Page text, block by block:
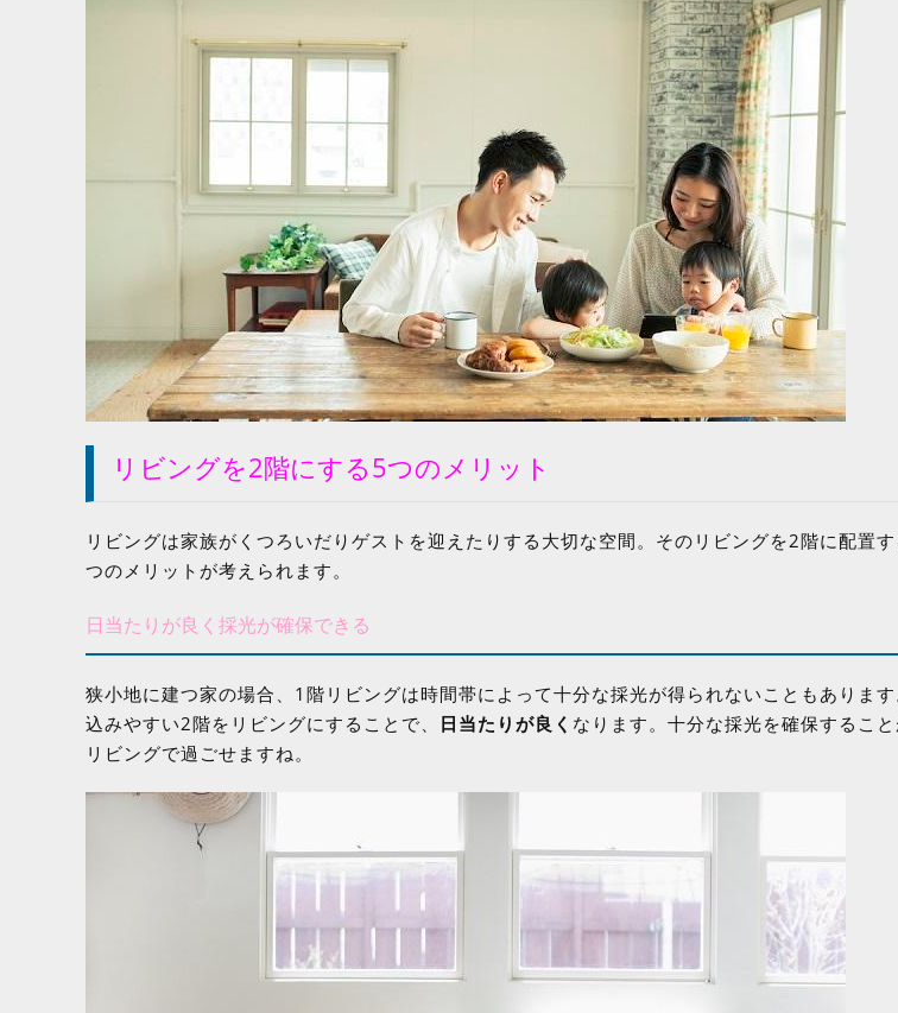
リビングを2階にする5つのメリット
リビングは家族がくつろいだりゲストを迎えたりする大切な空間。そのリビングを2階に配置
つのメリットが考えられます。
日当たりが良く採光が確保できる
狭小地に建つ家の場合、1階リビングは時間帯によって十分な採光が得られないこともありま
込みやすい2階をリビングにすることで、 日当たりが良く なります。十分な採光を確保するこ
リビングで過ごせますね。